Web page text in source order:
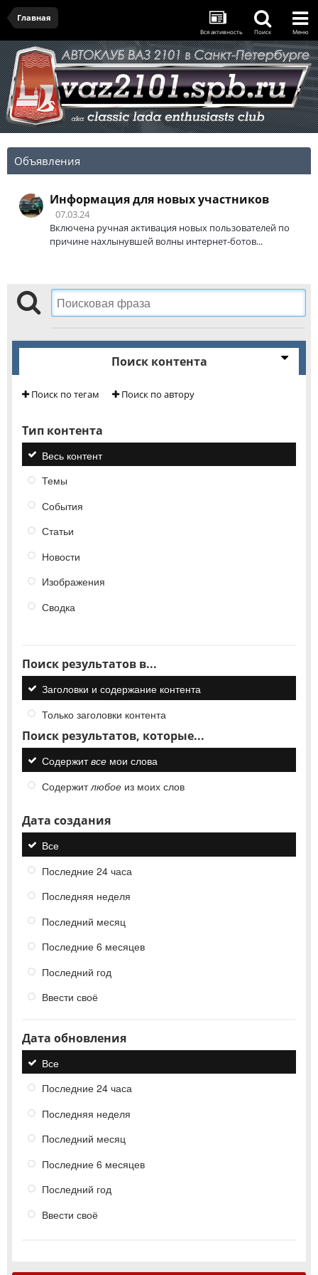
Главная
Вся активность Поиск Меню
Объявления
Информация для новых участников
07.03.24
Включена ручная активация новых пользователей по
причине нахлынувшей волны интернет-ботов...
Поиск контента
Поиск по тегам Поиск по автору
Тип контента
Весь контент
Темы
События
Статьи
Новости
Изображения
Сводка
Поиск результатов в...
Заголовки и содержание контента
Только заголовки контента
Поиск результатов, которые...
Содержитвсе мои слова
Содержитлюбое из моих слов
Дата создания
Все
Последние 24 часа
Последняя неделя
Последний месяц
Последние 6 месяцев
Последний год
Ввести своё
Дата обновления
Все
Последние 24 часа
Последняя неделя
Последний месяц
Последние 6 месяцев
Последний год
Ввести своё